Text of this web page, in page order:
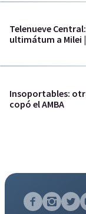
Telenueve
ultimátum a Milei
Insoportables:
copó el AMBA